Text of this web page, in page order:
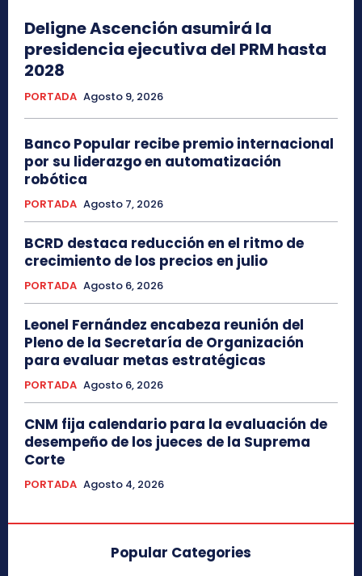
Deligne Ascención asumirá la
presidencia ejecutiva del PRM hasta
2028
PORTADA Agosto 9, 2026
Banco Popular recibe premio internacional
por su liderazgo en automatización
robótica
PORTADA Agosto 7, 2026
BCRD destaca reducción en el ritmo de
crecimiento de los precios en julio
PORTADA Agosto 6, 2026
Leonel Fernández encabeza reunión del
Pleno de la Secretaría de Organización
para evaluar metas estratégicas
PORTADA Agosto 6, 2026
CNM fija calendario para la evaluación de
desempeño de los jueces de la Suprema
Corte
PORTADA Agosto 4, 2026
Popular Categories